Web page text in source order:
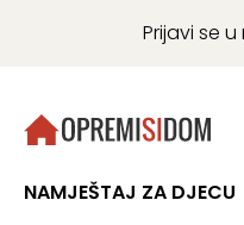
Prijavi se
NAMJEŠTAJ ZA DJECU